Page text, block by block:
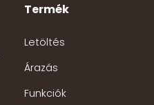
Termék
Letöltés
Árazás
Funkciók